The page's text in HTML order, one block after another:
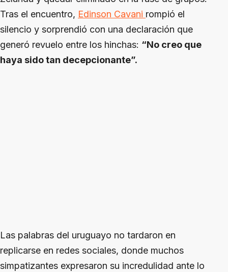
Tras el encuentro, Edinson Cavani rompió el
silencio y sorprendió con una declaración que
generó revuelo entre los hinchas: “No creo que
haya sido tan decepcionante”.
Las palabras del uruguayo no tardaron en
replicarse en redes sociales, donde muchos
simpatizantes expresaron su incredulidad ante lo